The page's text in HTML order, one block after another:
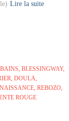
Lire la suite
BLESSINGWAY
DOULA
NAISSANCE REBOZO
ROUGE